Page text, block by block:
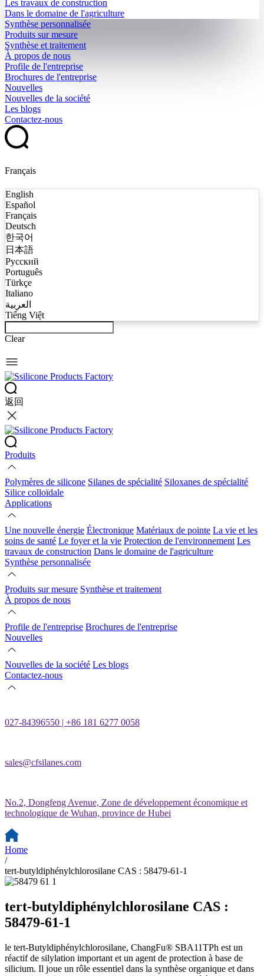
Les travaux de construction
Dans le domaine de l'agriculture
Synthèse personnalisée
Produits sur mesure
Synthèse et traitement
À propos de nous
Profile de l'entreprise
Brochures de l'entreprise
Nouvelles
Nouvelles de la société
Les blogs
Contactez-nous
Français
English
Español
Français
Deutsch
한국어
日本語
Русский
Português
Türkçe
Italiano
العربية
Tiếng Việt
Clear
返回
Produits
Polymères de silicone Silanes de spécialité Siloxanes de spécialité
Silice colloïdale
Applications
Une nouvelle énergie Électronique Matériaux de pointe La vie et les
soins de santé Le foyer et la vie Protection de l'environnement Les
travaux de construction Dans le domaine de l'agriculture
Synthèse personnalisée
Produits sur mesure Synthèse et traitement
À propos de nous
Profile de l'entreprise Brochures de l'entreprise
Nouvelles
Nouvelles de la société Les blogs
Contactez-nous
027-84396550 | +86 181 6277 0058
sales@cfsilanes.com
No.2, Dongfeng Avenue, Zone de développement économique et
technologique de Wuhan, province de Hubei
Home
/
tert-butyldiphénylchlorosilane CAS : 58479-61-1
tert-butyldiphénylchlorosilane CAS :
58479-61-1
le tert-Butyldiphénylchlorosilane, ChangFu® SBA11TPh est un
réactif de silylation important et un agent de protection à base de
silicium. Il joue un rôle essentiel dans la synthèse organique et dans